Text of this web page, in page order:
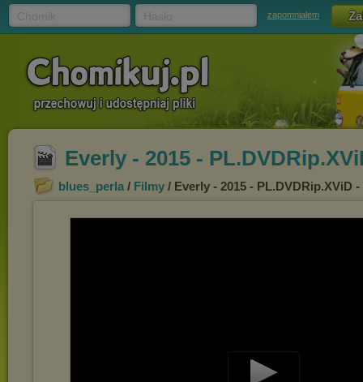
zapomniałem
Everly - 2015 -
blues_perla / Filmy / Everly - 2015 - PL.DVDRip.XViD